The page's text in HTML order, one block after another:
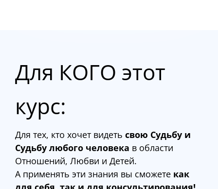
Для КОГО этот
курс:
Для тех, кто хочет видеть свою Судьбу и
Судьбу любого человека в области
Отношений, Любви и Детей.
А применять эти знания вы сможете как